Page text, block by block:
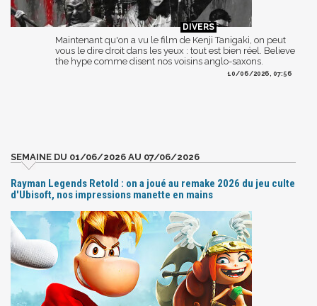
Maintenant qu'on a vu le film de Kenji Tanigaki, on peut
vous le dire droit dans les yeux : tout est bien réel. Believe
the hype comme disent nos voisins anglo-saxons.
10/06/2026, 07:56
SEMAINE DU 01/06/2026 AU 07/06/2026
Rayman Legends Retold : on a joué au remake 2026 du jeu culte
d'Ubisoft, nos impressions manette en mains